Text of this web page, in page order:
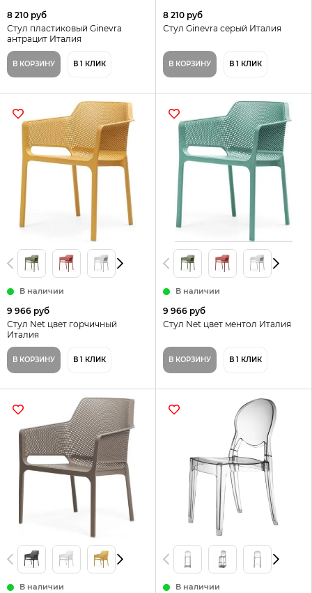
8 210 руб
Стул пластиковый Ginevra
антрацит Италия
В КОРЗИНУ В 1 КЛИК
8 210 руб
Стул Ginevra серый Италия
В КОРЗИНУ В 1 КЛИК
В наличии
9 966 руб
Стул Net цвет горчичный
Италия
В КОРЗИНУ В 1 КЛИК
В наличии
9 966 руб
Стул Net цвет ментол Италия
В КОРЗИНУ В 1 КЛИК
В наличии В наличии